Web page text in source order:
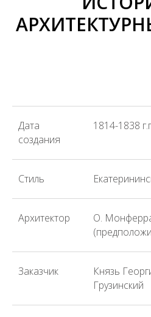
Дата
создания
1814-1838
Стиль
Архитектор
О.
Заказчик
Князь
Грузинский